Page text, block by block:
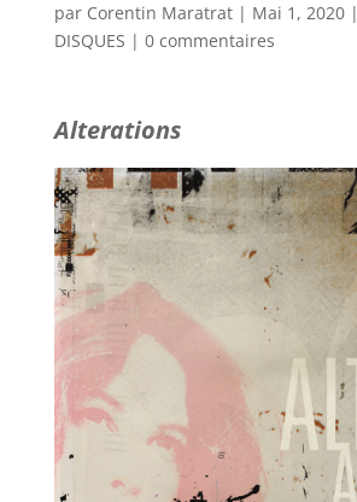
par Corentin Maratrat| Mai 1, 2020|
DISQUES | 0 commentaires
Alterations